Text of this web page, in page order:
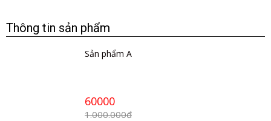
Thông tin sản phẩm
Sản phẩm A
60000
1.000.000đ